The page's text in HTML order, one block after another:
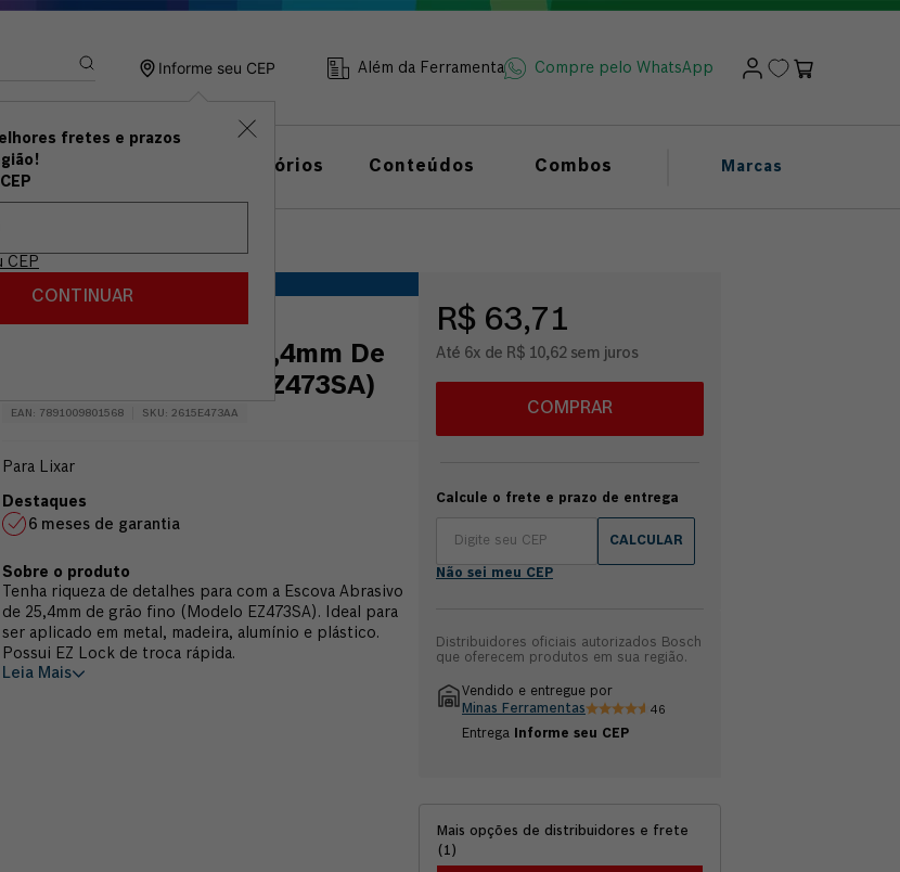
Informe seu CEP
fretes e prazos
CEP
CONTINUAR
Além da Ferramenta Compre pelo WhatsApp
Acessórios Conteúdos Combos Marcas
Fino (Modelo EZ473SA)
Dremel Escova de 25,4mm De
Grão Fino (Modelo EZ473SA)
EAN : 7891009801568 SKU : 2615E473AA
Para Lixar
6 meses de garantia
Tenha riqueza de detalhes para com a Escova Abrasivo
de 25,4mm de grão fino (Modelo EZ473SA). Ideal para
ser aplicado em metal, madeira, alumínio e plástico.
Possui EZ Lock de troca rápida.
Leia Mais
R$ 63,71
Até 6x de R$ 10,62 sem juros
COMPRAR
Calcule o frete e prazo de entrega
CALCULAR
Não sei meu CEP
Distribuidores oficiais autorizados Bosch
que oferecem produtos em sua região.
Vendido e entregue por
Minas Ferramentas
46
Entrega Informe seu CEP
Mais opções de distribuidores e frete
( 1 )